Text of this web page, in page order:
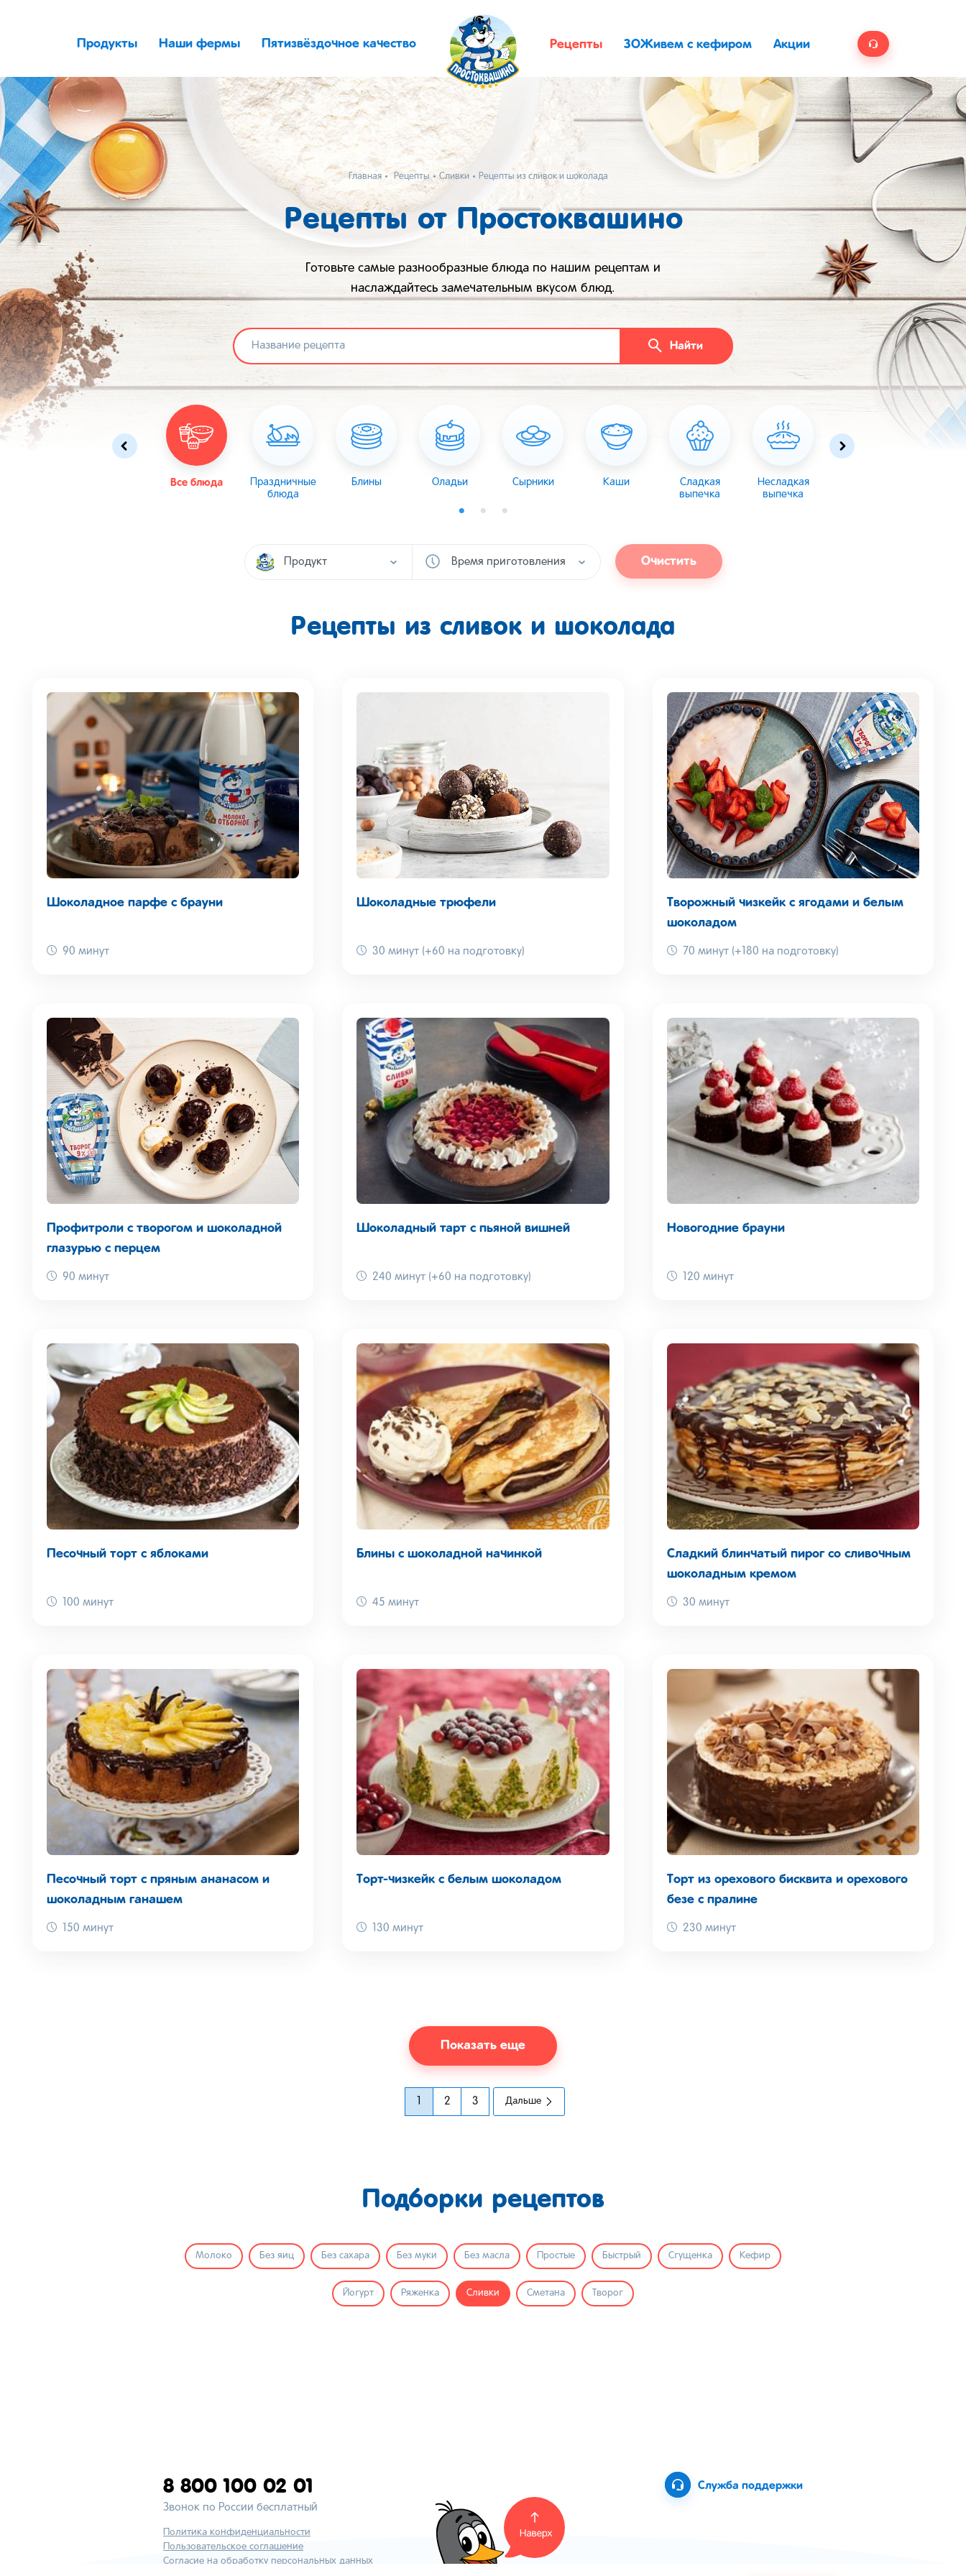
Продукты Наши фермы Пятизвёздочное качество Рецепты ЗОЖивем с кефиром Акции
Главная Рецепты Сливки Рецепты из сливок и шоколада
Рецепты от Простоквашино
Готовьте самые разнообразные блюда по нашим рецептам и
наслаждайтесь замечательным вкусом блюд.
Найти
Все блюда
Пасха
Праздничные
блюда
Блины Оладьи Сырники Каши
Сладкая
выпечка
Несладкая
выпечка
Продукт Время приготовления Очистить
Рецепты из сливок и шоколада
Шоколадное парфе с брауни
90 минут
Шоколадные трюфели
30 минут (+60 на подготовку)
Творожный чизкейк с ягодами и белым
шоколадом
70 минут (+180 на подготовку)
Профитроли с творогом и шоколадной
глазурью с перцем
90 минут
Шоколадный тарт с пьяной вишней
240 минут (+60 на подготовку)
Новогодние брауни
120 минут
Песочный торт с яблоками
100 минут
Блины с шоколадной начинкой
45 минут
Сладкий блинчатый пирог со сливочным
шоколадным кремом
30 минут
Песочный торт с пряным ананасом и
шоколадным ганашем
150 минут
Торт-чизкейк с белым шоколадом
130 минут
Торт из орехового бисквита и орехового
безе с пралине
230 минут
Показать еще
1 2 3 Дальше
Подборки рецептов
Молоко Без яиц Без сахара Без муки Без масла Простые Быстрый Сгущенка Кефир
Йогурт Ряженка Сливки Сметана Творог
Служба поддержки
8 800 100 02 01
Звонок по России бесплатный
Политика конфиденциальности
Пользовательское соглашение
Согласие на обработку персональных данных